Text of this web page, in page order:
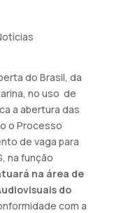
do Brasil, da
no uso de
a abertura das
o Processo
de vaga para
na função
na área de
do
com a